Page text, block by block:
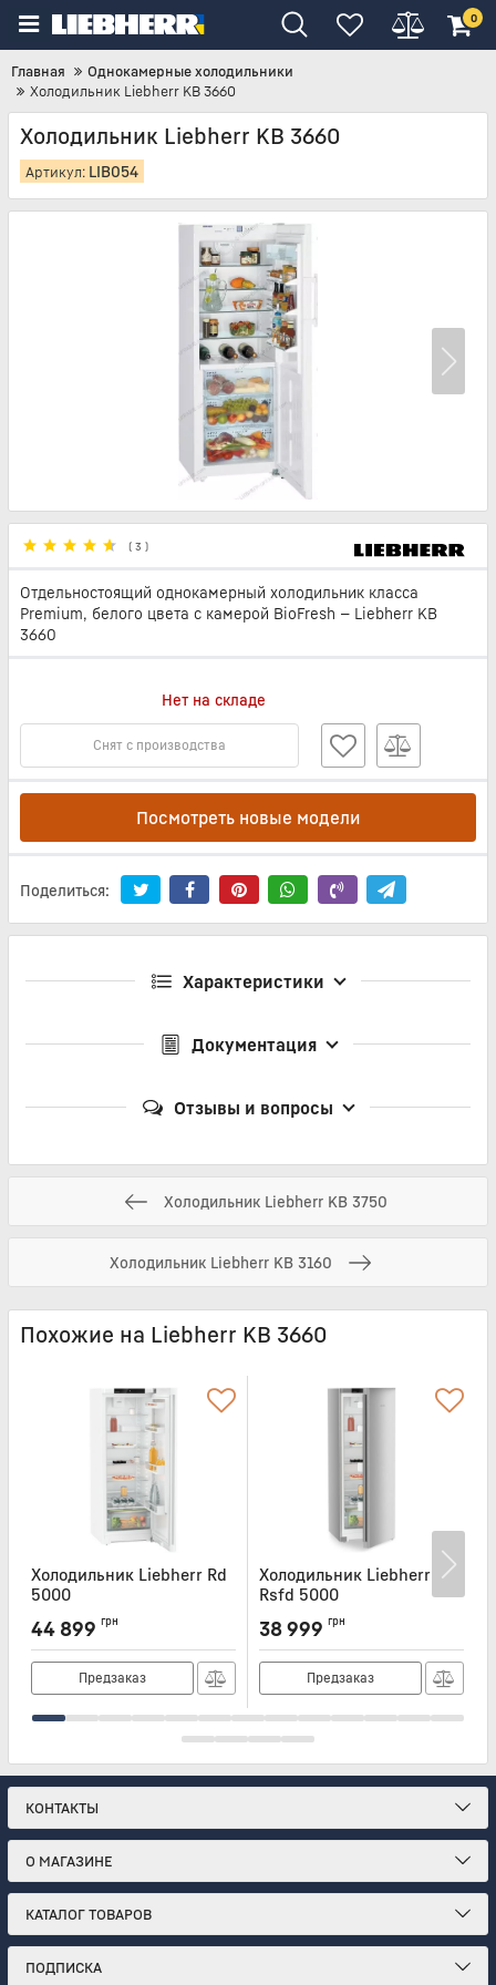
0
Главная
Однокамерные холодильники
Холодильник Liebherr KB 3660
Холодильник Liebherr KB 3660
Артикул: LIB054
( 3 )
Отдельностоящий однокамерный холодильник класса
Premium, белого цвета c камерой BioFresh — Liebherr KB
3660
Нет на складе
Снят с производства
Посмотреть новые модели
Поделиться:
Характеристики
Документация
Отзывы и вопросы
Холодильник Liebherr KB 3750
Холодильник Liebherr KB 3160
Похожие на Liebherr KB 3660
Холодильник Liebherr Rd
5000
RD5000
44 899 грн
Предзаказ
Холодильник Liebherr
Rsfd 5000
RSFD5000
38 999 грн
Предзаказ
КОНТАКТЫ
О МАГАЗИНЕ
КАТАЛОГ ТОВАРОВ
ПОДПИСКА